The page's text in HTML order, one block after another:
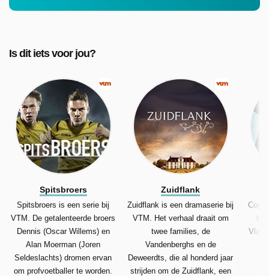
Is dit iets voor jou?
Spitsbroers
Spitsbroers is een serie bij
VTM. De getalenteerde broers
Dennis (Oscar Willems) en
Alan Moerman (Joren
Seldeslachts) dromen ervan
om profvoetballer te worden.
Zuidflank
Zuidflank is een dramaserie bij
VTM. Het verhaal draait om
twee families, de
Vandenberghs en de
Deweerdts, die al honderd jaar
strijden om de Zuidflank, een
bij